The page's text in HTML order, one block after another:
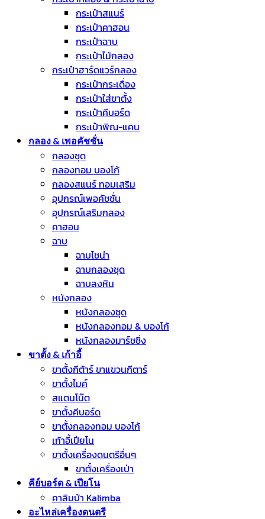
กระเป๋าสแนร์
กระเป๋าคาฮอน
กระเป๋าฉาบ
กระเป๋าไม้กลอง
กระเป๋าฮาร์ดแวร์กลอง
กระเป๋ากระเดื่อง
กระเป๋าใส่ขาตั้ง
กระเป๋าคีบอร์ด
กระเป๋าพิณ-แคน
กลอง & เพอคัชชั่น
กลองชุด
กลองทอม บองโก้
กลองสแนร์ ทอมเสริม
อุปกรณ์เพอคัชชั่น
อุปกรณ์เสริมกลอง
คาฮอน
ฉาบ
ฉาบไชน่า
ฉาบกลองชุด
ฉาบลงหิน
หนังกลอง
หนังกลองชุด
หนังกลองทอม & บองโก้
หนังกลองมาร์ชชิ่ง
ขาตั้ง & เก้าอี้
ขาตั้งกีต้าร์ ขาแขวนกีตาร์
ขาตั้งไมค์
สแตนโน๊ต
ขาตั้งคีบอร์ด
ขาตั้งกลองทอม บองโก้
เก้าอี้เปียโน
ขาตั้งเครื่องดนตรีอื่นๆ
ขาตั้งเครื่องเป่า
คีย์บอร์ด & เปียโน
คาลิมบ้า Kalimba
อะไหล่เครื่องดนตรี